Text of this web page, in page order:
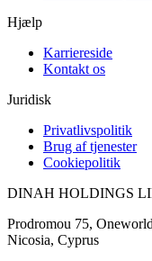
Hjælp
Karriereside
Kontakt os
Juridisk
Privatlivspolitik
Brug af tjenester
Cookiepolitik
DINAH HOLDINGS
Prodromou 75,
Nicosia, Cyprus